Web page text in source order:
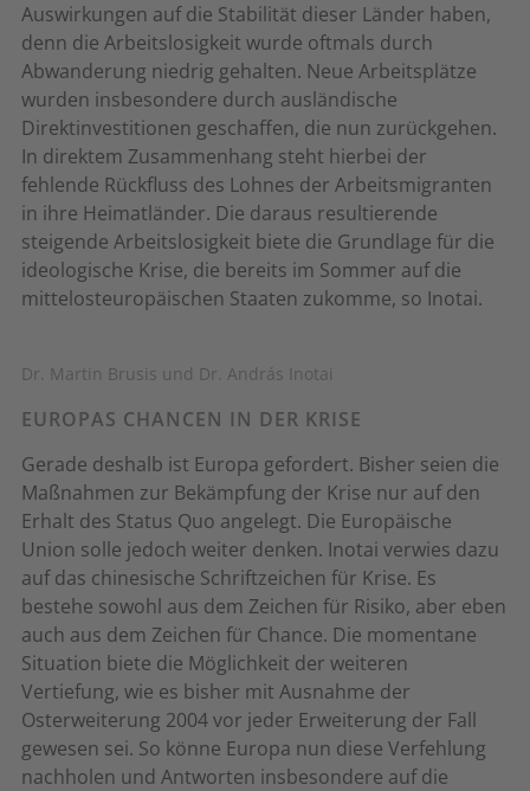
Auswirkungen auf die Stabilität dieser Länder haben,
denn die Arbeitslosigkeit wurde oftmals durch
Abwanderung niedrig gehalten. Neue Arbeitsplätze
wurden insbesondere durch ausländische
Direktinvestitionen geschaffen, die nun zurückgehen.
In direktem Zusammenhang steht hierbei der
fehlende Rückfluss des Lohnes der Arbeitsmigranten
in ihre Heimatländer. Die daraus resultierende
steigende Arbeitslosigkeit biete die Grundlage für die
ideologische Krise, die bereits im Sommer auf die
mittelosteuropäischen Staaten zukomme, so Inotai.
Dr. Martin Brusis und Dr. András Inotai
EUROPAS CHANCEN IN DER KRISE
Gerade deshalb ist Europa gefordert. Bisher seien die
Maßnahmen zur Bekämpfung der Krise nur auf den
Erhalt des Status Quo angelegt. Die Europäische
Union solle jedoch weiter denken. Inotai verwies dazu
auf das chinesische Schriftzeichen für Krise. Es
bestehe sowohl aus dem Zeichen für Risiko, aber eben
auch aus dem Zeichen für Chance. Die momentane
Situation biete die Möglichkeit der weiteren
Vertiefung, wie es bisher mit Ausnahme der
Osterweiterung 2004 vor jeder Erweiterung der Fall
gewesen sei. So könne Europa nun diese Verfehlung
nachholen und Antworten insbesondere auf die